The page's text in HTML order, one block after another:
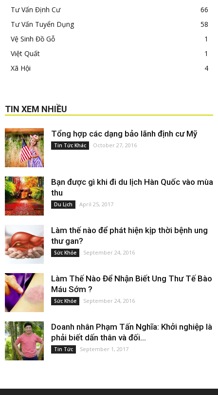
Tư Vấn Định Cư
66
Tư Vấn Tuyển Dụng
58
Vệ Sinh Đồ Gỗ
1
Việt Quất
1
Xã Hội
4
TIN XEM NHIỀU
Tổng hợp các dạng bảo lãnh định cư Mỹ
Tin Tức Khác October 27, 2016
Bạn được gì khi đi du lịch Hàn Quốc vào mùa
thu
Du Lịch April 25, 2017
Làm thế nào để phát hiện kịp thời bệnh ung
thư gan?
Sức Khỏe September 24, 2016
Làm Thế Nào Để Nhận Biết Ung Thư Tế Bào
Máu Sớm ?
Sức Khỏe September 24, 2016
Doanh nhân Phạm Tấn Nghĩa: Khởi nghiệp là
phải biết dấn thân và đối...
Tin Tức September 1, 2017